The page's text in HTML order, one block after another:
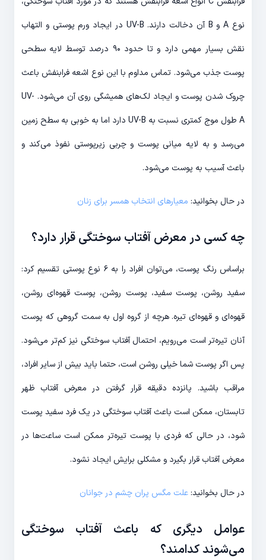
نوع A و B آن دخالت دارند. UV-B در ایجاد ورم پوستی و التهاب
نقش بسیار مهمی دارد و تا حدود ۹۰ درصد توسط لایه سطحی
پوست جذب می‌شود. تماس مداوم با این نوع اشعه فرابنفش باعث
چروک شدن پوست و ایجاد لک‌های همیشگی روی آن می‌شود. UV-
A طول موج کمتری نسبت به UV-B دارد اما به خوبی به سطح زمین
می‌رسد و به لایه میانی پوست و چربی زیرپوستی نفوذ می‌کند و
باعث آسیب به پوست می‌شود.
در حال بخوانید: معیارهای انتخاب همسر برای زنان
چه کسی در معرض آفتاب سوختگی قرار دارد؟
براساس رنگ پوست، می‌توان افراد را به ۶ نوع پوستی تقسیم کرد:
سفید روشن، پوست سفید، پوست روشن، پوست قهوه‌ای روشن،
قهوه‌ای و قهوه‌ای تیره. هرچه از گروه اول به سمت گروهی که پوست
آنان تیره‌تر است می‌رویم، احتمال آفتاب سوختگی نیز کم‌تر می‌شود.
پس اگر پوست شما خیلی روشن است، حتما باید بیش از سایر افراد،
مراقب باشید. پانزده دقیقه قرار گرفتن در معرض آفتاب ظهر
تابستان، ممکن است باعث آفتاب سوختگی در یک فرد سفید پوست
شود، در حالی که فردی با پوست تیره‌تر ممکن است ساعت‌ها در
معرض آفتاب قرار بگیرد و مشکلی برایش ایجاد نشود.
در حال بخوانید:علت مگس پران چشم در جوانان
عوامل دیگری که باعث آفتاب سوختگی
می‌شوند کدامند؟